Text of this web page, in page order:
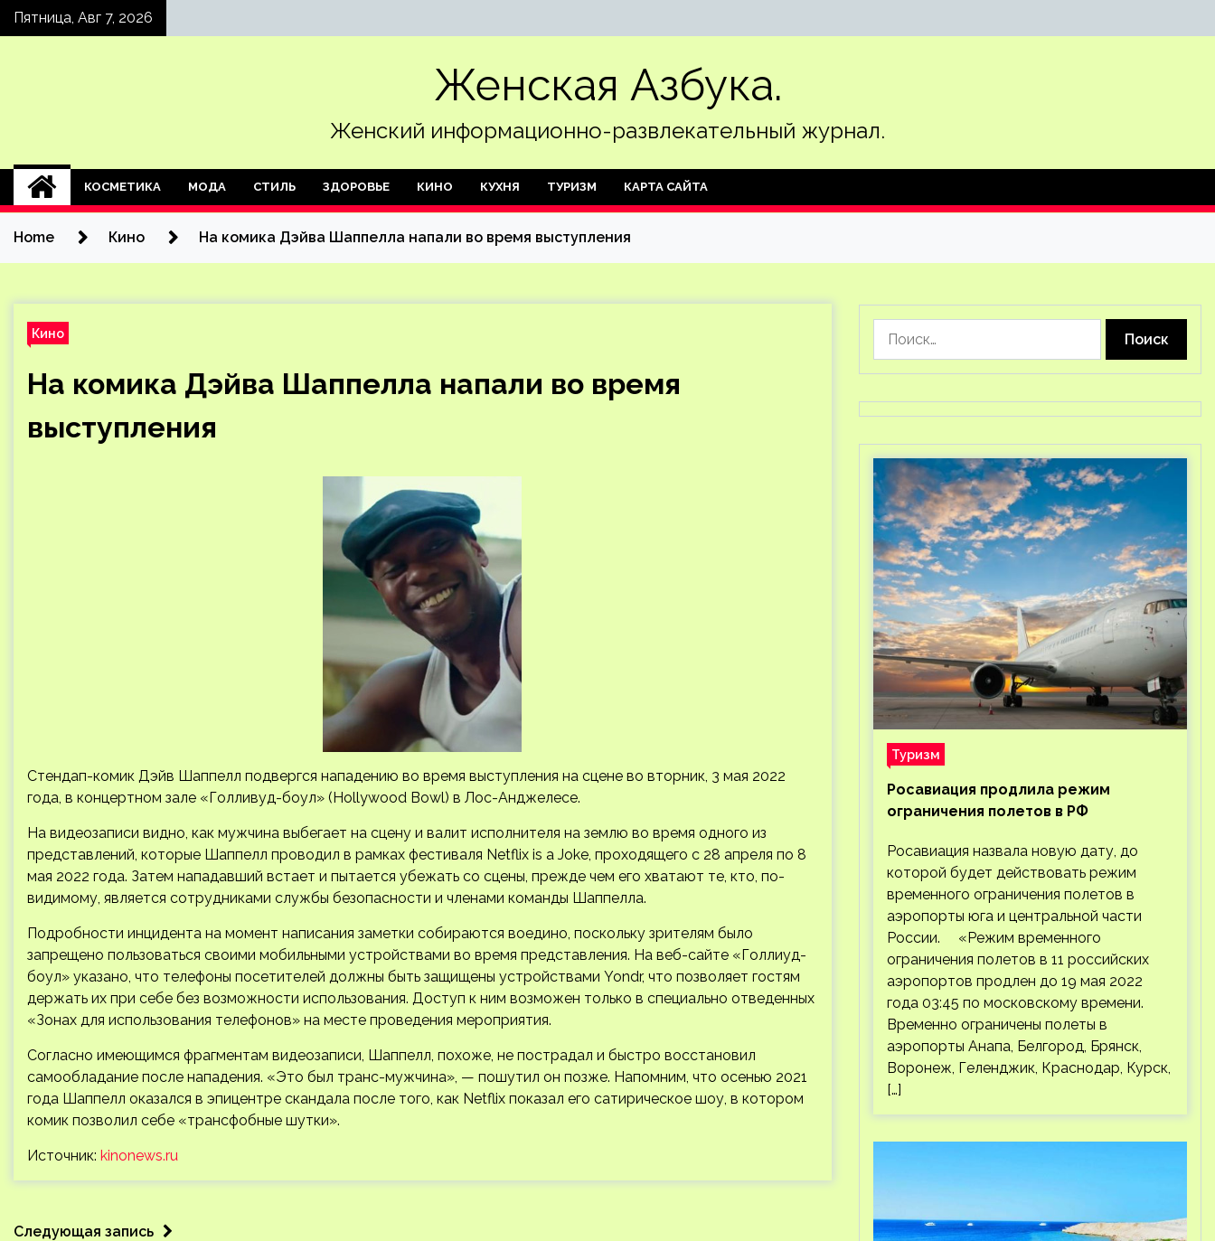
SkipПятница, Авг 7, 2026
Женская Азбука.
Женский информационно-развлекательный журнал.
КОСМЕТИКА МОДА СТИЛЬ ЗДОРОВЬЕ КИНО КУХНЯ ТУРИЗМ КАРТА САЙТА
Home Кино На комика Дэйва Шаппелла напали во время выступления
Кино
На комика Дэйва Шаппелла напали во время
выступления
Стендап-комик Дэйв Шаппелл подвергся нападению во время выступления на сцене во вторник, 3 мая 2022
года, в концертном зале «Голливуд-боул» (Hollywood Bowl) в Лос-Анджелесе.
На видеозаписи видно, как мужчина выбегает на сцену и валит исполнителя на землю во время одного из
представлений, которые Шаппелл проводил в рамках фестиваля Netflix is a Joke, проходящего с 28 апреля по 8
мая 2022 года. Затем нападавший встает и пытается убежать со сцены, прежде чем его хватают те, кто, по-
видимому, является сотрудниками службы безопасности и членами команды Шаппелла.
Подробности инцидента на момент написания заметки собираются воедино, поскольку зрителям было
запрещено пользоваться своими мобильными устройствами во время представления. На веб-сайте «Голлиуд-
боул» указано, что телефоны посетителей должны быть защищены устройствами Yondr, что позволяет гостям
держать их при себе без возможности использования. Доступ к ним возможен только в специально отведенных
«Зонах для использования телефонов» на месте проведения мероприятия.
Согласно имеющимся фрагментам видеозаписи, Шаппелл, похоже, не пострадал и быстро восстановил
самообладание после нападения. «Это был транс-мужчина», — пошутил он позже. Напомним, что осенью 2021
года Шаппелл оказался в эпицентре скандала после того, как Netflix показал его сатирическое шоу, в котором
комик позволил себе «трансфобные шутки».
Источник: kinonews.ru
Следующая запись
Туризм
Росавиация продлила режим
ограничения полетов в РФ
Росавиация назвала новую дату, до
которой будет действовать режим
временного ограничения полетов в
аэропорты юга и центральной части
России. «Режим временного
ограничения полетов в 11 российских
аэропортов продлен до 19 мая 2022
года 03:45 по московскому времени.
Временно ограничены полеты в
аэропорты Анапа, Белгород, Брянск,
Воронеж, Геленджик, Краснодар, Курск,
[…]